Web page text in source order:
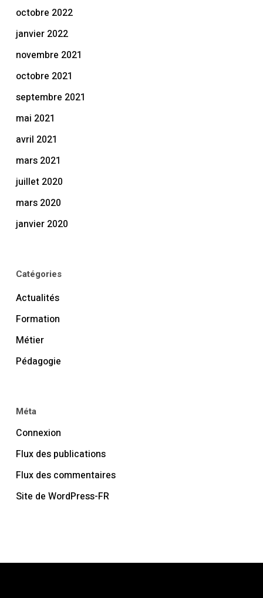
octobre 2022
janvier 2022
novembre 2021
octobre 2021
septembre 2021
mai 2021
avril 2021
mars 2021
juillet 2020
mars 2020
janvier 2020
Catégories
Actualités
Formation
Métier
Pédagogie
Méta
Connexion
Flux des publications
Flux des commentaires
Site de WordPress-FR